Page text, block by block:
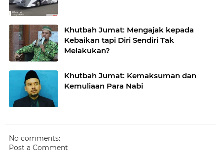
Khutbah Jumat: Mengajak kepada
Kebaikan tapi Diri Sendiri Tak
Melakukan?
Khutbah Jumat: Kemaksuman dan
Kemuliaan Para Nabi
No comments:
Post a Comment